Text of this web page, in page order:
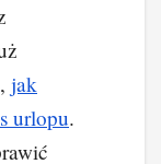
jak
urlopu.